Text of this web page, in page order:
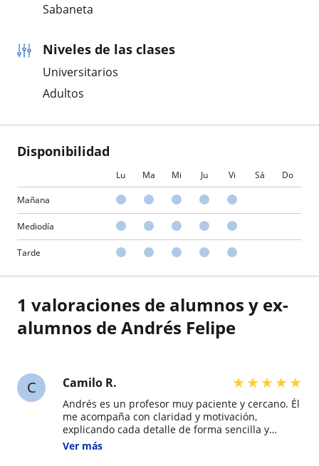
Sabaneta
Niveles de las clases
Universitarios
Adultos
Disponibilidad
Lu Ma Mi Ju Vi Sá Do
Mañana
Mediodía
Tarde
1 valoraciones de alumnos y ex-
alumnos de Andrés Felipe
C Camilo R. ★★★★★
Andrés es un profesor muy paciente y cercano. Él
me acompaña con claridad y motivación,
explicando cada detalle de forma sencilla y
cultural. Sus clases no son solo de gramática,
Ver más